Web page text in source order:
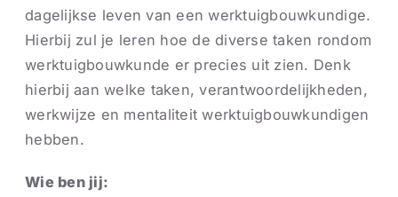
dagelijkse leven van een werktuigbouwkundige.
Hierbij zul je leren hoe de diverse taken rondom
werktuigbouwkunde er precies uit zien. Denk
hierbij aan welke taken, verantwoordelijkheden,
werkwijze en mentaliteit werktuigbouwkundigen
hebben.
Wie ben jij: